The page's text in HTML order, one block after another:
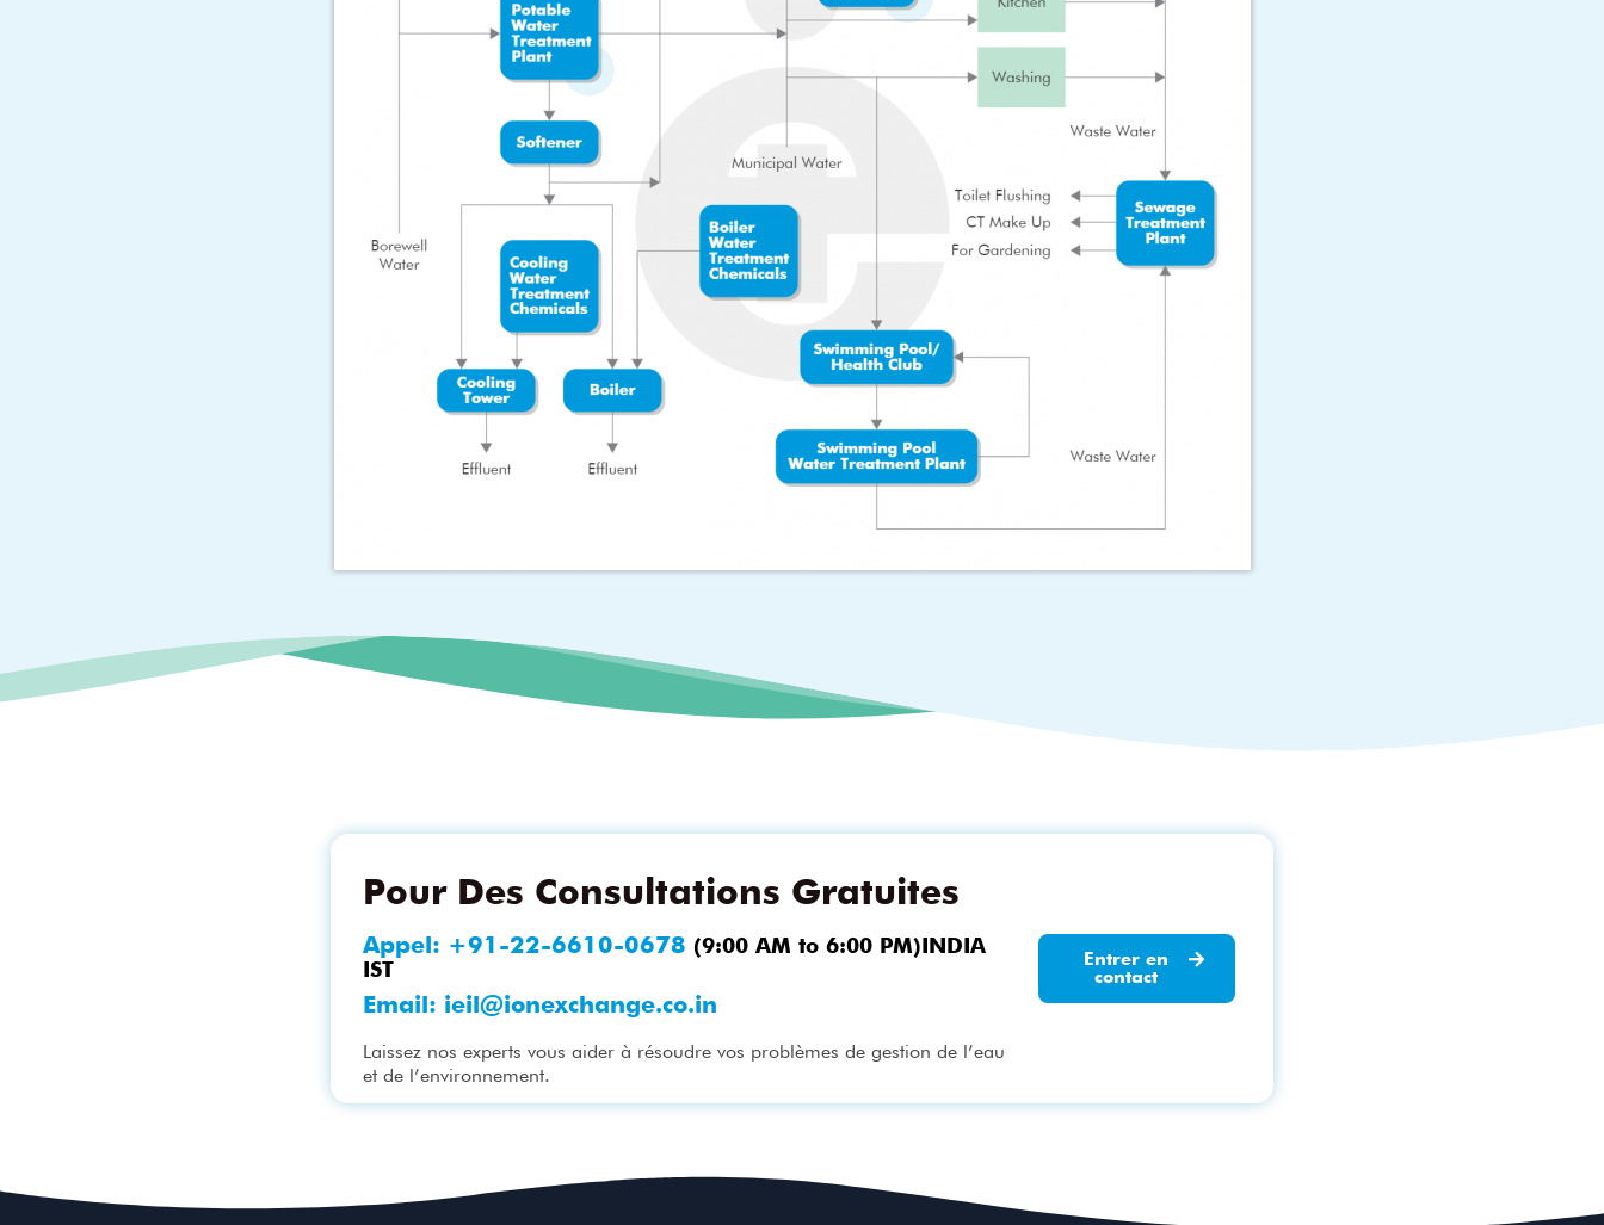
Pour Des Consultations Gratuites
Appel: +91-22-6610-0678 (9:00 AM to 6:00 PM)INDIA
IST
Email: ieil@ionexchange.co.in
Laissez nos experts vous aider à résoudre vos problèmes de gestion de l’eau
et de l’environnement.
Entrer en
contact